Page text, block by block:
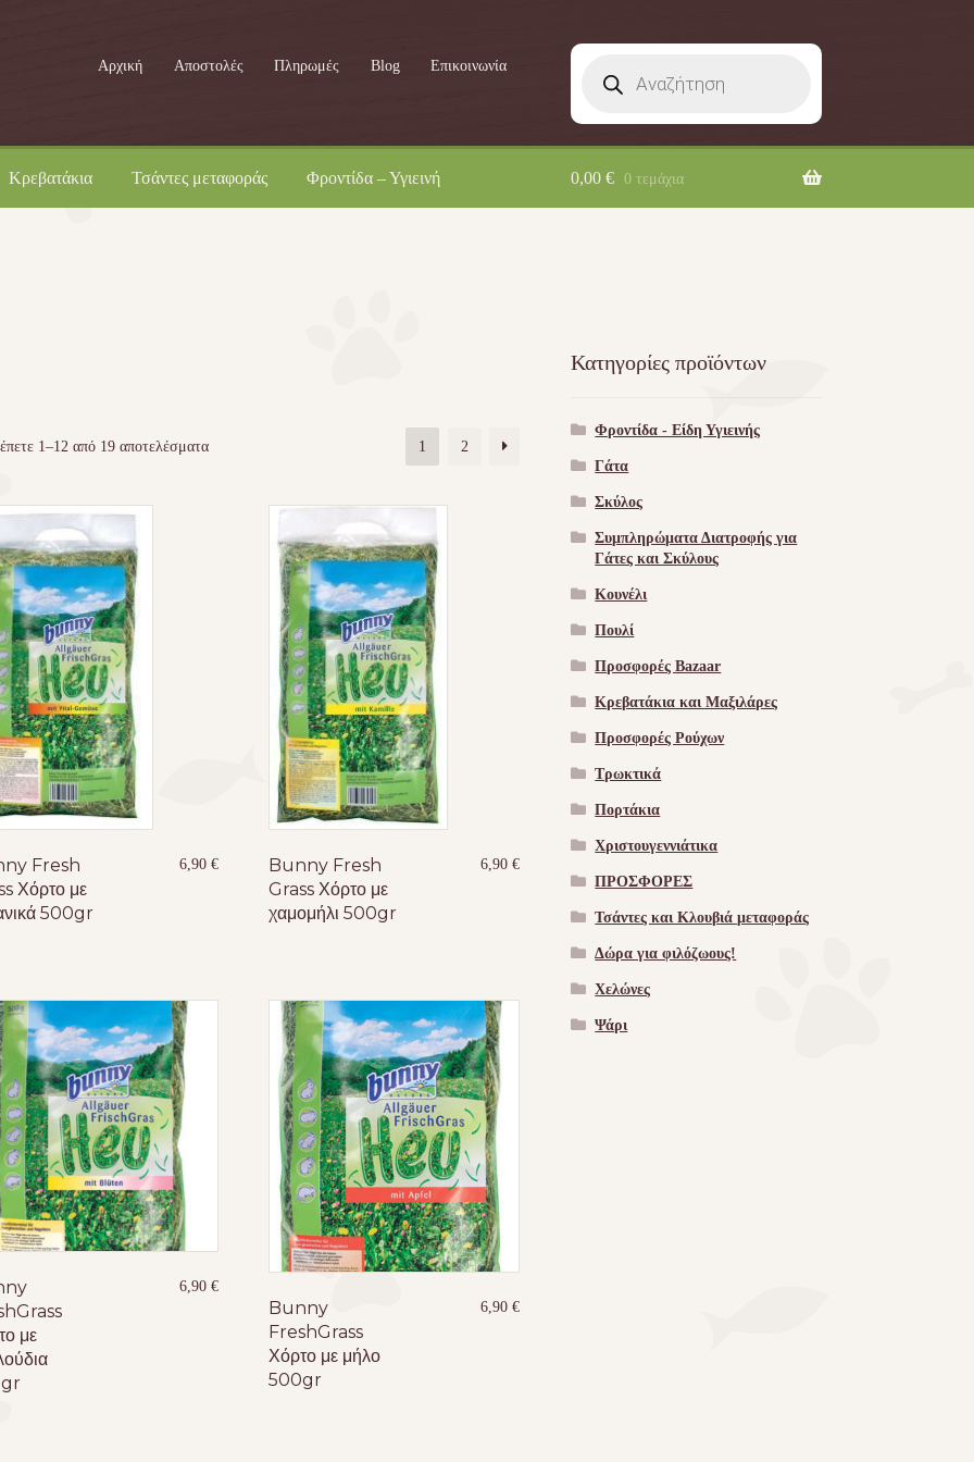
Αρχική Αποστολές Πληρωμές Blog Επικοινωνία
search
Κρεβατάκια Τσάντες μεταφοράς Φροντίδα – Υγιεινή 0,00 € 0 τεμάχια
1–12 από 19 αποτελέσματα 1 2
Fresh
Χόρτο με
500gr
6,90 €
Bunny Fresh
Grass Χόρτο με
χαμομήλι 500gr
6,90€
με
6,90 €
Bunny
FreshGrass
Χόρτο με μήλο
500gr
6,90€
Κατηγορίες προϊόντων
Φροντίδα - Είδη Υγιεινής
Γάτα
Σκύλος
Συμπληρώματα Διατροφής για
Γάτες και Σκύλους
Κουνέλι
Πουλί
Προσφορές Bazaar
Κρεβατάκια και Μαξιλάρες
Προσφορές Ρούχων
Τρωκτικά
Πορτάκια
Χριστουγεννιάτικα
ΠΡΟΣΦΟΡΕΣ
Τσάντες και Κλουβιά μεταφοράς
Δώρα για φιλόζωους!
Χελώνες
Ψάρι